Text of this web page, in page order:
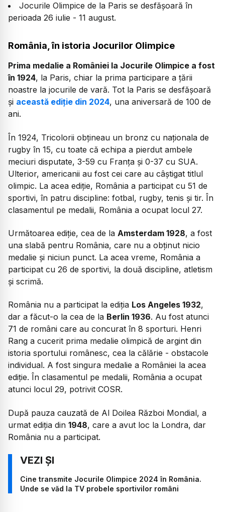
Jocurile Olimpice de la Paris se desfășoară în
perioada 26 iulie - 11 august.
România, în istoria Jocurilor Olimpice
Prima medalie a României la Jocurile Olimpice a fost
în 1924, la Paris, chiar la prima participare a țării
noastre la jocurile de vară. Tot la Paris se desfășoară
și această ediție din 2024, una aniversară de 100 de
ani.
În 1924, Tricolorii obțineau un bronz cu naționala de
rugby în 15, cu toate că echipa a pierdut ambele
meciuri disputate, 3-59 cu Franța și 0-37 cu SUA.
Ulterior, americanii au fost cei care au câștigat titlul
olimpic. La acea ediție, România a participat cu 51 de
sportivi, în patru discipline: fotbal, rugby, tenis și tir. În
clasamentul pe medalii, România a ocupat locul 27.
Următoarea ediție, cea de la Amsterdam 1928, a fost
una slabă pentru România, care nu a obținut nicio
medalie și niciun punct. La acea vreme, România a
participat cu 26 de sportivi, la două discipline, atletism
și scrimă.
România nu a participat la ediția Los Angeles 1932,
dar a făcut-o la cea de la Berlin 1936. Au fost atunci
71 de români care au concurat în 8 sporturi. Henri
Rang a cucerit prima medalie olimpică de argint din
istoria sportului românesc, cea la călărie - obstacole
individual. A fost singura medalie a României la acea
ediție. În clasamentul pe medalii, România a ocupat
atunci locul 29, potrivit COSR.
După pauza cauzată de Al Doilea Război Mondial, a
urmat ediția din 1948, care a avut loc la Londra, dar
România nu a participat.
Cine transmite Jocurile Olimpice 2024 în România.
Unde se văd la TV probele sportivilor români